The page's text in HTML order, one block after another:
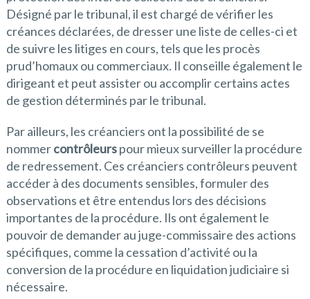
Désigné par le tribunal, il est chargé de vérifier les
créances déclarées, de dresser une liste de celles-ci et
de suivre les litiges en cours, tels que les procès
prud’homaux ou commerciaux. Il conseille également le
dirigeant et peut assister ou accomplir certains actes
de gestion déterminés par le tribunal.
Par ailleurs, les créanciers ont la possibilité de se
nommercontrôleurspour mieux surveiller la procédure
de redressement. Ces créanciers contrôleurs peuvent
accéder à des documents sensibles, formuler des
observations et être entendus lors des décisions
importantes de la procédure. Ils ont également le
pouvoir de demander au juge-commissaire des actions
spécifiques, comme la cessation d’activité ou la
conversion de la procédure en liquidation judiciaire si
nécessaire.